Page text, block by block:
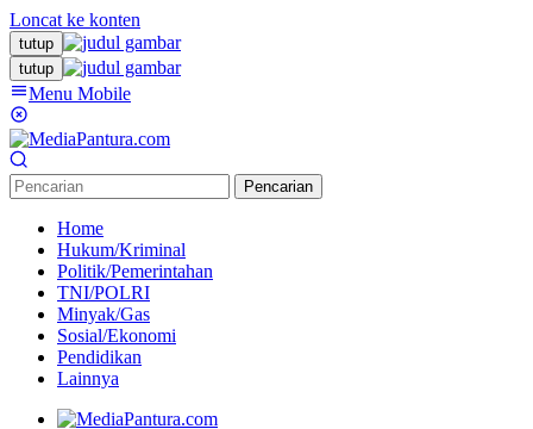
Loncat ke konten
tutup
tutup
Menu Mobile
Pencarian
Home
Hukum/Kriminal
Politik/Pemerintahan
TNI/POLRI
Minyak/Gas
Sosial/Ekonomi
Pendidikan
Lainnya